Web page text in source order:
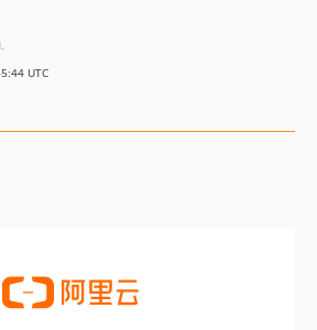
UTC